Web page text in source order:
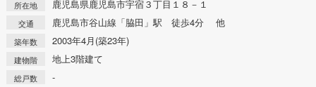
所在地 鹿児島県鹿児島市宇宿３丁目１８－１
交通 鹿児島市谷山線「脇田」駅 徒歩4分 他
築年数 2003年4月(築23年)
建物階 地上3階建て
総戸数 -